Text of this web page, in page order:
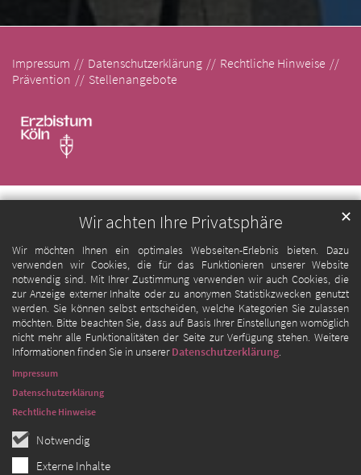
Wir achten Ihre Privatsphäre
Wir möchten Ihnen ein optimales Webseiten-Erlebnis bieten. Dazu
verwenden wir Cookies, die für das Funktionieren unserer Website
notwendig sind. Mit Ihrer Zustimmung verwenden wir auch Cookies, die
zur Anzeige externer Inhalte oder zu anonymen Statistikzwecken genutzt
werden. Sie können selbst entscheiden, welche Kategorien Sie zulassen
möchten. Bitte beachten Sie, dass auf Basis Ihrer Einstellungen womöglich
nicht mehr alle Funktionalitäten der Seite zur Verfügung stehen. Weitere
Informationen finden Sie in unsererDatenschutzerklärung.
Notwendig
Externe Inhalte
✕
Impressum
Datenschutzerklärung
Rechtliche Hinweise
Impressum Datenschutzerklärung
Rechtliche Hinweise
Prävention
Stellenangebote